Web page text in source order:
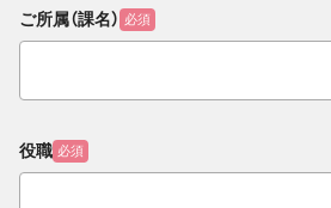
ご所属（課名） 必須
役職 必須